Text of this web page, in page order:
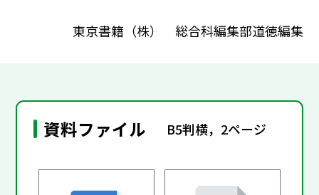
東京書籍（株） 総合科編集部道徳編集
資料ファイル B5判横，2ページ